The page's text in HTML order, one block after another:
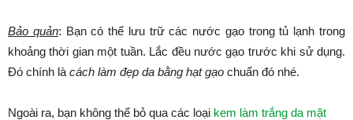
Bảo quản: Bạn có thể lưu trữ các nước gạo trong tủ lạnh trong
khoảng thời gian một tuần. Lắc đều nước gạo trước khi sử dụng.
Đó chính là cách làm đẹp da bằng hạt gạo chuẩn đó nhé.
Ngoài ra, bạn không thể bỏ qua các loại kem làm trắng da mặt